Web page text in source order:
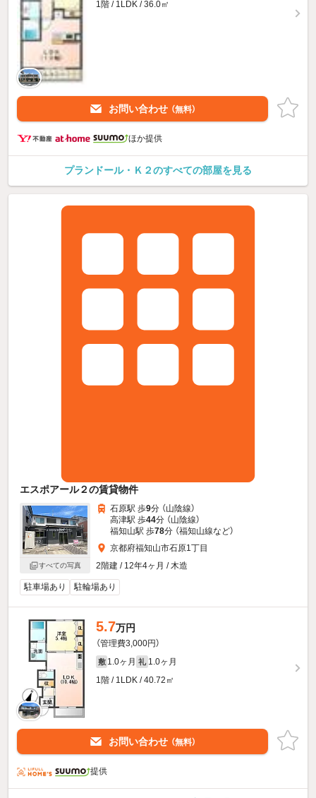
1階 / 1LDK / 36.0㎡
お問い合わせ （無料）
ほか提供
プランドール・Ｋ２のすべての部屋を見る
エスポアール２の賃貸物件
すべての写真
石原駅 歩9分 （山陰線）
高津駅 歩44分 （山陰線）
福知山駅 歩78分 （福知山線など）
京都府福知山市石原1丁目
2階建 / 12年4ヶ月 / 木造
駐車場あり 駐輪場あり
5.7万円
（管理費3,000円）
敷 1.0ヶ月 礼 1.0ヶ月
1階 / 1LDK / 40.72㎡
お問い合わせ （無料）
提供